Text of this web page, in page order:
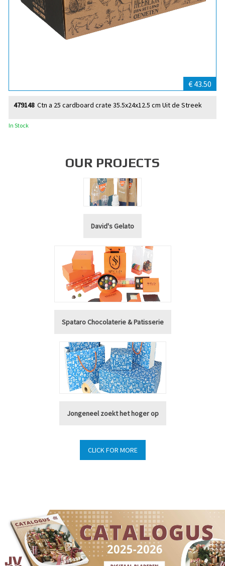
€ 43.50
Ctn a 25 cardboard crate 35.5x24x12.5 cm Uit de Streek
479148
In Stock
OUR PROJECTS
David's Gelato
Spataro Chocolaterie & Patisserie
Jongeneel zoekt het hoger op
CLICK FOR MORE